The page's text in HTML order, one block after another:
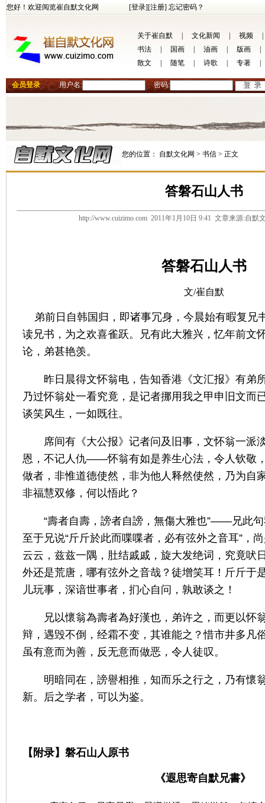
您好！欢迎阅览崔自默文化网 [登录][注册] 忘记密码？
关于崔自默 文化新闻 视频
书法
国画 油画 版画
散文
随笔 诗歌 专著
会员登录 用户名: 密码:
您的位置： 自默文化网 > 书信 > 正文
答磐石山人书
http://www.cuizimo.com 2011年1月10日 9:41 文章来源:自默
答磐石山人书
文/崔自默
弟前日自韩国归，即诸事冗身，今晨始有暇复兄
读兄书，为之欢喜雀跃。兄有此大雅兴，忆年前文
论，弟甚艳羡。
昨日晨得文怀翁电，告知香港《文汇报》有弟
乃过怀翁处一看究竟，是记者挪用我之甲申旧文而
谈笑风生，一如既往。
席间有《大公报》记者问及旧事，文怀翁一派
恩，不记人仇——怀翁有如是养生心法，令人钦敬
做者，非惟道德使然，非为他人释然使然，乃为自
非福慧双修，何以悟此？
“壽者自壽，謗者自謗，無傷大雅也”——兄此
至于兄说“斤斤於此而喋喋者，必有弦外之音耳” ，
云云，兹兹一隅，肚结戚戚，旋大发绝词，究竟吠
外还是荒唐，哪有弦外之音哉？徒增笑耳！斤斤于
儿玩事，深谙世事者，扪心自问，孰敢谈之！
兄以懷翁為壽者為好漢也，弟许之，而更以怀
辩，遇毁不倒，经霜不变，其谁能之？惜市井多凡
虽有意而为善，反无意而做恶，令人徒叹。
明暗同在，謗譽相推，知而乐之行之，乃有懷
新。后之学者，可以为鉴。
【附录】磐石山人原书
《遐思寄自默兄書》